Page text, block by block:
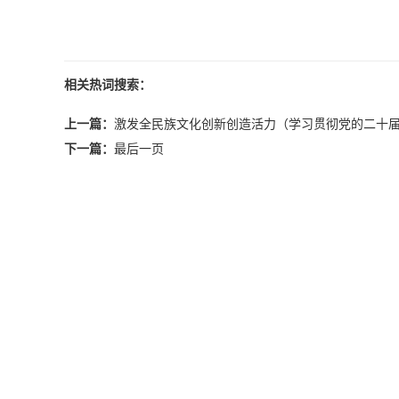
相关热词搜索：
上一篇： 激发全民族文化创新创造活力（学习贯彻党的二十
下一篇： 最后一页